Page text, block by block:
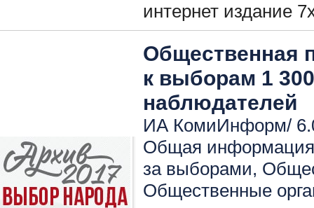
интернет издание
Общественная
к выборам 1
наблюдателей
ИА КомиИнформ/
Общая
за выборами,
Общественные